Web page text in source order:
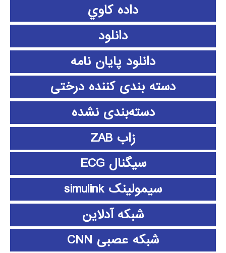
داده كاوي
دانلود
دانلود پايان نامه
دسته بندی کننده درختی
دسته‌بندی نشده
زاب ZAB
سیگنال ECG
سیمولینک simulink
شبکه آدلاین
شبکه عصبی CNN